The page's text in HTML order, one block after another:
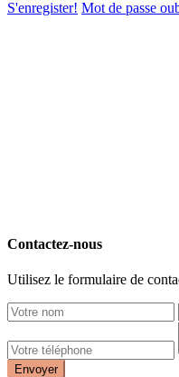
S'enregister! Mot de passe
Contactez-nous
Utilisez le formulaire de
Envoyer